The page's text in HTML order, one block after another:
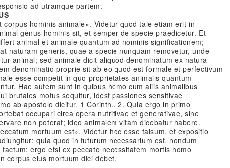
ad utramque partem.
corpus hominis animale». Videtur quod tale etiam erit in
genus hominis sit, et semper de specie praedicetur. Et
animal et animale quantum ad nominis significationem;
naturam generis, quae a specie nunquam removetur, unde
animal; sed animale dicit aliquod denominatum ex natura
denominatio proprie sit ab eo quod est formale et perfectivum
esse competit in quo proprietates animalis quantum
Hae autem sunt in quibus homo cum aliis animalibus
brutales motus sequitur, idest passiones sensitivae
ab apostolo dicitur, 1 Corinth., 2. Quia ergo in primo
occupari circa opera nutritivae et generativae, sine
non poterat; ideo animalem vitam dicebatur habere.
mortuum est». Videtur hoc esse falsum, et expositio
quia quod in futurum necessarium est, nondum
ergo etsi ex peccato necessitatem mortis homo
corpus eius mortuum dici debet.